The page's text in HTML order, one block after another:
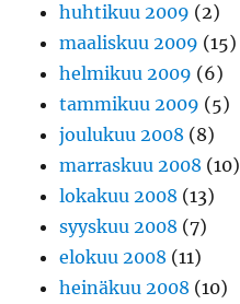
huhtikuu 2009 (2)
maaliskuu 2009 (15)
helmikuu 2009 (6)
tammikuu 2009 (5)
joulukuu 2008 (8)
marraskuu 2008 (10)
lokakuu 2008 (13)
syyskuu 2008 (7)
elokuu 2008 (11)
heinäkuu 2008 (10)